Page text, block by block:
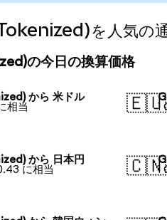
を人気の通
の今日の換算価格
から 米ドル
相当
🇪🇺
1
から 日本円
に相当
🇨🇳
1